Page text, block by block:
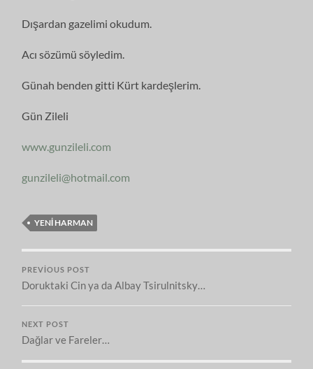
Dışardan gazelimi okudum.
Acı sözümü söyledim.
Günah benden gitti Kürt kardeşlerim.
Gün Zileli
www.gunzileli.com
gunzileli@hotmail.com
YENI HARMAN
PREVIOUS POST
Doruktaki Cin ya da Albay Tsirulnitsky…
NEXT POST
Dağlar ve Fareler…